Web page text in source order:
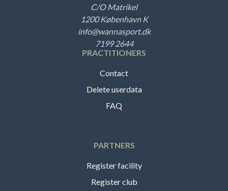
C/O Matrikel
1200 København K
info@wannasport.dk
7199 2644
PRACTITIONERS
Contact
Delete userdata
FAQ
PARTNERS
Register facility
Register club